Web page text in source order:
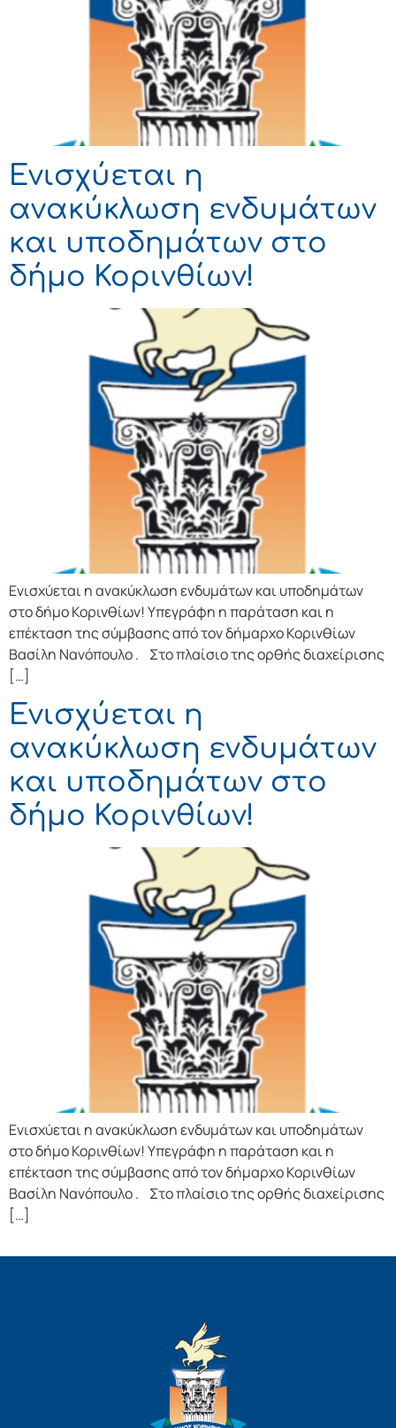
Ενισχύεται η
ανακύκλωση ενδυμάτων
και υποδημάτων στο
δήμο Κορινθίων!
Ενισχύεται η ανακύκλωση ενδυμάτων και υποδημάτων
στο δήμο Κορινθίων! Υπεγράφη η παράταση και η
επέκταση της σύμβασης από τον δήμαρχο Κορινθίων
Βασίλη Νανόπουλο . Στο πλαίσιο της ορθής διαχείρισης
[…]
Ενισχύεται η
ανακύκλωση ενδυμάτων
και υποδημάτων στο
δήμο Κορινθίων!
Ενισχύεται η ανακύκλωση ενδυμάτων και υποδημάτων
στο δήμο Κορινθίων! Υπεγράφη η παράταση και η
επέκταση της σύμβασης από τον δήμαρχο Κορινθίων
Βασίλη Νανόπουλο . Στο πλαίσιο της ορθής διαχείρισης
[…]